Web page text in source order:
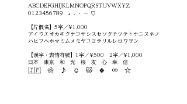
ABCDEFGHIJKLMNOPQRSTUVWXYZ
0123456789
。. ・ ー ♡
【片假名】5字／¥1,000
アイウエオカキクケコサシスセソタチツテトナニヌネノ
ハヒフヘホマミムメモヤユヨラリルレロワヲン
【漢字・表情符號】1字／¥500 2字／¥1,000
日本 東京 和 光 桜 友 心 幸 信
🇯🇵 ❀ ♪ ☺ 🐱 🍀 ∞ ☆